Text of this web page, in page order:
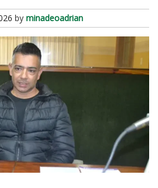
by minadeoadrian